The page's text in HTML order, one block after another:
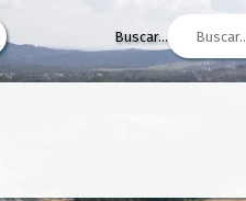
Buscar...